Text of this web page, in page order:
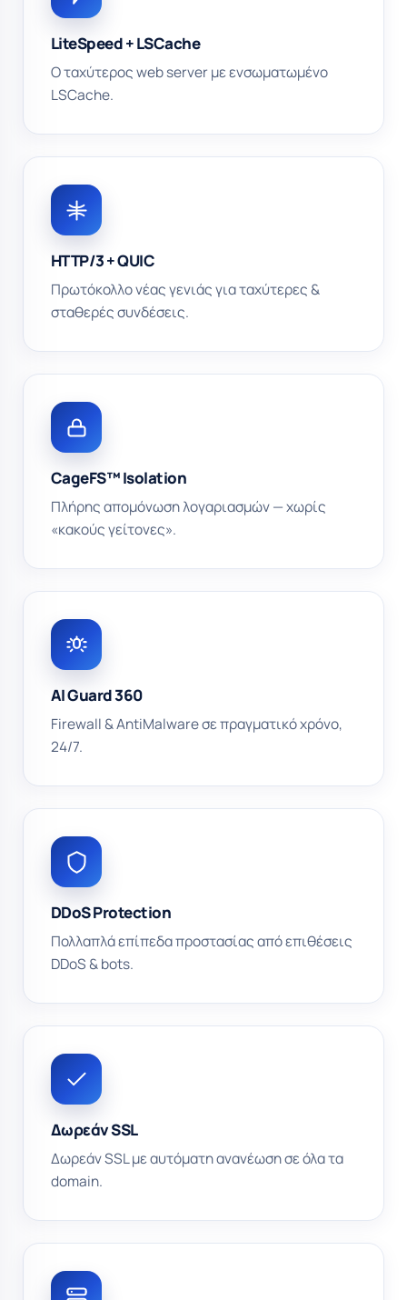
LiteSpeed + LSCache
Ο ταχύτερος web server με ενσωματωμένο
LSCache.
HTTP/3 + QUIC
Πρωτόκολλο νέας γενιάς για ταχύτερες &
σταθερές συνδέσεις.
CageFS™ Isolation
Πλήρης απομόνωση λογαριασμών — χωρίς
«κακούς γείτονες».
AI Guard 360
Firewall & AntiMalware σε πραγματικό χρόνο,
24/7.
DDoS Protection
Πολλαπλά επίπεδα προστασίας από επιθέσεις
DDoS & bots.
Δωρεάν SSL
Δωρεάν SSL με αυτόματη ανανέωση σε όλα τα
domain.